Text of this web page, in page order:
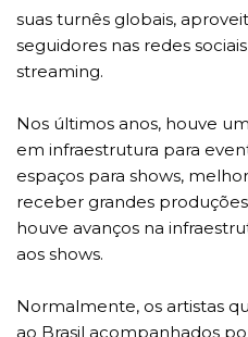
suas turnês globais,
seguidores nas redes
streaming.
Nos últimos anos, houve
em infraestrutura para
espaços para shows,
receber grandes
houve avanços na
aos shows.
Normalmente, os artistas
ao Brasil acompanhados